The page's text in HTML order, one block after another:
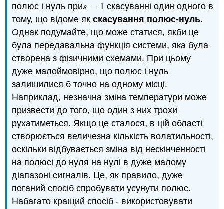
полюс і нуль приs = 1
s =1
скасуванні один одного в
тому, що відоме якскасування полюс-нуль.
Однак подумайте, що може статися, якби це
була передавальна функція системи, яка була
створена з фізичними схемами. При цьому
дуже малоймовірно, що полюс і нуль
залишилися б точно на одному місці.
Наприклад, незначна зміна температури може
призвести до того, що один з них трохи
рухатиметься. Якщо це сталося, в цій області
створюється величезна кількість волатильності,
оскільки відбувається зміна від нескінченності
на полюсі до нуля на нулі в дуже малому
діапазоні сигналів. Це, як правило, дуже
поганий спосіб спробувати усунути полюс.
Набагато кращий спосіб - використовувати